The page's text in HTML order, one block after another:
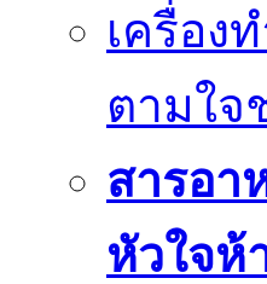
เครื่อง
ตามใจ
สารอา
หัวใจห้